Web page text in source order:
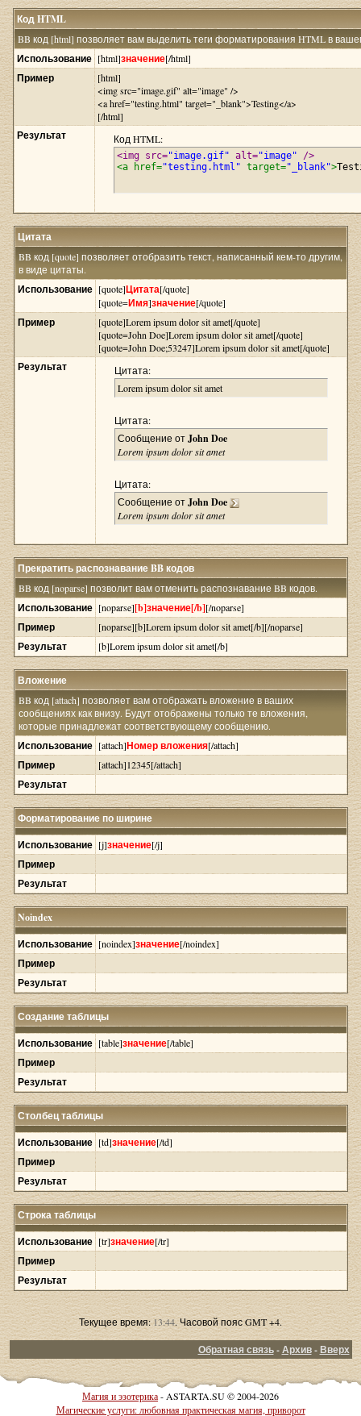
Код HTML
BB код [html] позволяет вам выделить теги форматирования HTML в
Использование [html]значение[/html]
Пример
[html]
<img src="image.gif" alt="image" />
<a href="testing.html" target="_blank">Testing</a>
[/html]
Результат Код HTML:
<img src="image.gif" alt="image" />
<a href="testing.html" target="_blank">
Цитата
BB код [quote] позволяет отобразить текст, написанный кем-то другим,
в виде цитаты.
Использование [quote]Цитата[/quote]
[quote=Имя]значение[/quote]
Пример
[quote]Lorem ipsum dolor sit amet[/quote]
[quote=John Doe]Lorem ipsum dolor sit amet[/quote]
[quote=John Doe;53247]Lorem ipsum dolor sit amet[/quote]
Результат
Цитата:
Lorem ipsum dolor sit amet
Цитата:
Сообщение отJohn Doe
Lorem ipsum dolor sit amet
Цитата:
Сообщение отJohn Doe
Lorem ipsum dolor sit amet
Прекратить распознавание BB кодов
BB код [noparse] позволит вам отменить распознавание BB кодов.
Использование [noparse][b]значение[/b][/noparse]
Пример [noparse][b]Lorem ipsum dolor sit amet[/b][/noparse]
Результат [b]Lorem ipsum dolor sit amet[/b]
Вложение
BB код [attach] позволяет вам отображать вложение в ваших
сообщениях как внизу. Будут отображены только те вложения,
которые принадлежат соответствующему сообщению.
Использование [attach]Номер вложения[/attach]
Пример [attach]12345[/attach]
Результат
Форматирование по ширине
Использование [j]значение[/j]
Пример
Результат
Noindex
Использование [noindex]значение[/noindex]
Пример
Результат
Создание таблицы
Использование [table]значение[/table]
Пример
Результат
Столбец таблицы
Использование [td]значение[/td]
Пример
Результат
Строка таблицы
Использование [tr]значение[/tr]
Пример
Результат
Текущее время:13:44. Часовой пояс GMT +4.
Обратная связь-Архив-Вверх
Магия и эзотерика- ASTARTA.SU © 2004-2026
Магические услуги: любовная практическая магия, приворот